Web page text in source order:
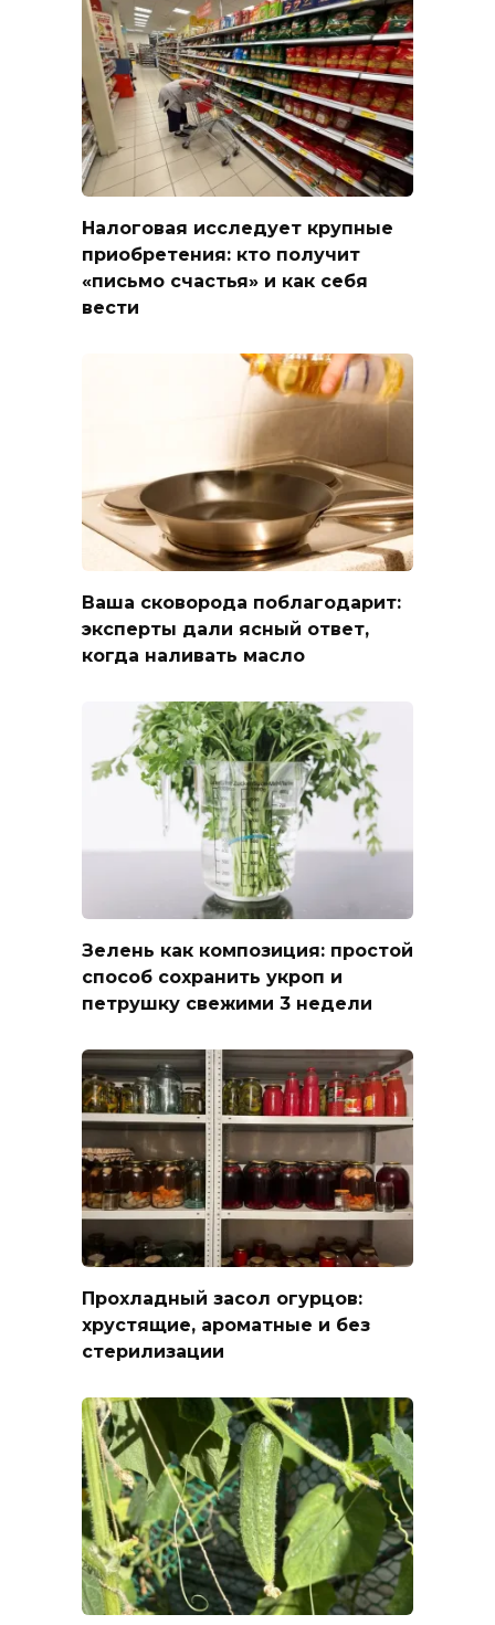
Налоговая исследует крупные
приобретения: кто получит
«письмо счастья» и как себя
вести
Ваша сковорода поблагодарит:
эксперты дали ясный ответ,
когда наливать масло
Зелень как композиция: простой
способ сохранить укроп и
петрушку свежими 3 недели
Прохладный засол огурцов:
хрустящие, ароматные и без
стерилизации